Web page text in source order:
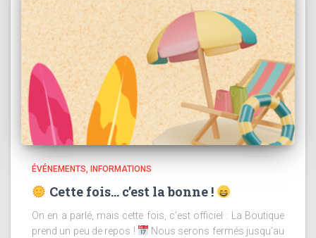
ÉVÉNEMENTS INFORMATIONS
Cette fois… c’est la bonne !
On en a parlé, mais cette fois, c’est officiel : La Boutique
prend un peu de repos !
Nous serons fermés jusqu’au